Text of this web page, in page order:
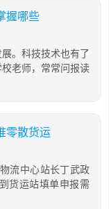
握哪些
。科技技术也有了
老师，常常问报读
零散货运
流中心站长丁武政
货运站填单申报需